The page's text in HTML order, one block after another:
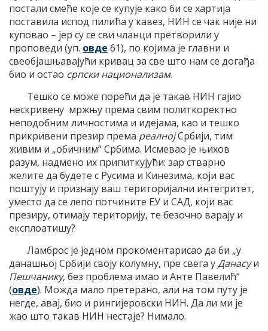
постали смеће које се купује како би се хартија
поставила испод пилића у кавез, НИН се чак није ни
куповао – јер су се сви чланци претворили у
проповеди (уп. овде 61), по којима је главни и
свеобјашњавајући кривац за све што нам се догађа
био и остао српски национализам.
Тешко се може порећи да је такав НИН гајио
нескривену мржњу према свим политкоректно
неподобним личностима и идејама, као и тешко
прикривени презир према реалнојСрбији, тим
живим и „обичним“ Србима. Исмевао је њихов
разум, надмено их припиткујући: зар стварно
желите да будете с Русима и Кинезима, који вас
поштују и признају ваш територијални интегритет,
уместо да се лепо потчините ЕУ и САД, који вас
презиру, отимају територију, те безочно варају и
експлоатишу?
Ламброс је једном прокоментарисао да би „у
данашњој Србији своју колумну, пре свега уДанасуи
Пешчанику, без проблема имао и Анте Павелић“
(овде). Можда мало претерано, али на том путу је
негде, авај, био и рингијеровски НИН. Да ли ми је
жао што такав НИН нестаје? Нимало.